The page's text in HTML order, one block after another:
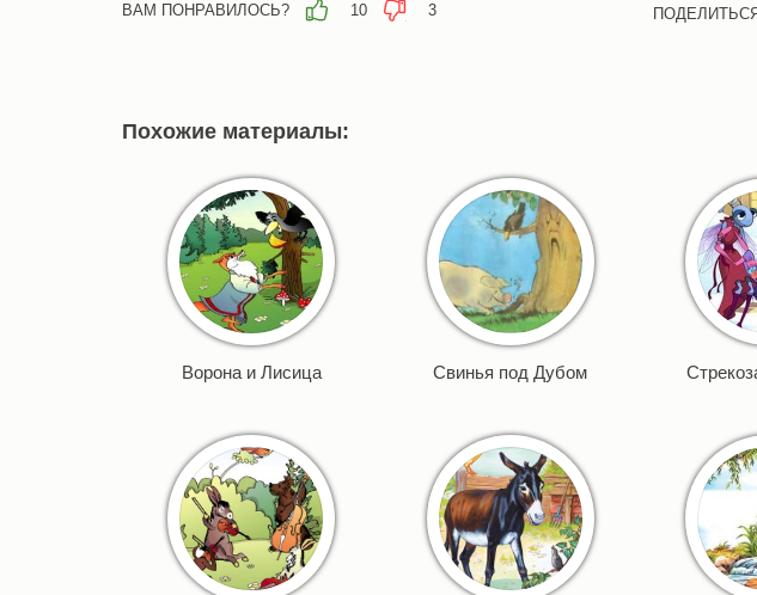
ВАМ ПОНРАВИЛОСЬ? 10 3
Похожие материалы:
Ворона и Лисица Свинья под Дубом